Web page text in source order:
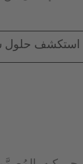
استكشف حلول